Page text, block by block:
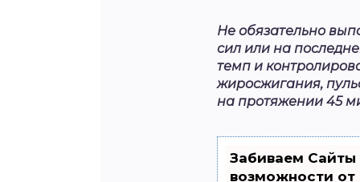
Не обязательно
сил или на
темп и
жиросжигания,
на протяжении 45
Забиваем
возможности от